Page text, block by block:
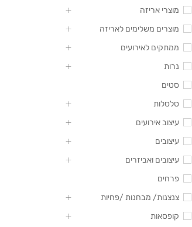
מוצרי אריזה
מוצרים משלימים לאריזה
ממתקים לאירועים
נרות
סטים
סלסלות
עיצוב אירועים
עיצובים
עיצובים ואביזרים
פרחים
צנצנות/ מבחנות /פחיות
קופסאות